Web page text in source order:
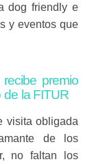
dog friendly e
y eventos que
recibe premio
de la FITUR
visita obligada
de los
no faltan los